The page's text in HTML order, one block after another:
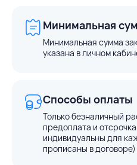
Минимальная
Минимальная сумма
указана в личном
Способы оплаты
Только безналичный
предоплата и
индивидуальны для
прописаны в договоре)